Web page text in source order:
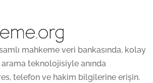
mahkeme veri bankasında, kolay
teknolojisiyle anında
telefon ve hakim bilgilerine erişin.